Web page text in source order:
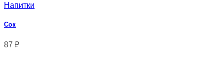
Напитки
Сок
87 ₽